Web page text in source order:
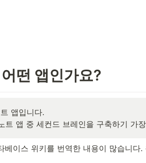
떤 앱인가요?
앱입니다.
트 앱 중 세컨드 브레인을 구축하기 가
베이스 위키를 번역한 내용이 많습니